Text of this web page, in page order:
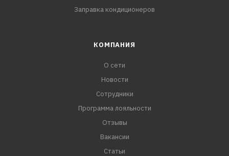
Заправка кондиционеров
КОМПАНИЯ
О сети
Новости
Сотрудники
Программа лояльности
Отзывы
Вакансии
Статьи